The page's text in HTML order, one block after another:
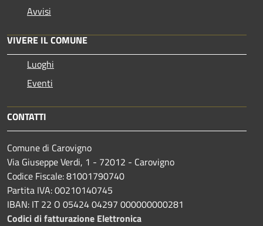
Avvisi
VIVERE IL COMUNE
Luoghi
Eventi
CONTATTI
Comune di Carovigno
Via Giuseppe Verdi, 1 - 72012 - Carovigno
Codice Fiscale: 81001790740
Partita IVA: 00210140745
IBAN: IT 22 O 05424 04297 000000000281
Codici di fatturazione Elettronica